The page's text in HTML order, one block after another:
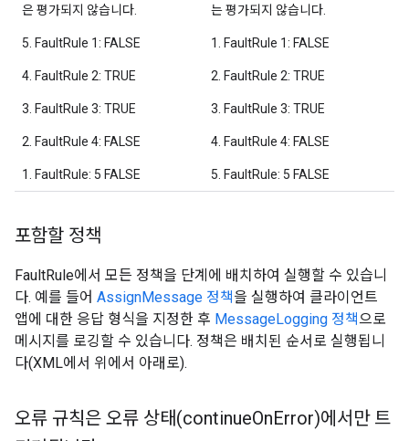
은 평가되지 않습니다.
5. FaultRule 1: FALSE
4. FaultRule 2: TRUE
3. FaultRule 3: TRUE
2. FaultRule 4: FALSE
1. FaultRule: 5 FALSE
는 평가되지 않습니다.
1. FaultRule 1: FALSE
2. FaultRule 2: TRUE
3. FaultRule 3: TRUE
4. FaultRule 4: FALSE
5. FaultRule: 5 FALSE
포함할 정책
FaultRule에서 모든 정책을 단계에 배치하여 실행할 수 있습니
다. 예를 들어 AssignMessage 정책 을 실행하여 클라이언트
앱에 대한 응답 형식을 지정한 후 MessageLogging 정책으로
메시지를 로깅할 수 있습니다. 정책은 배치된 순서로 실행됩니
다(XML에서 위에서 아래로).
오류 규칙은 오류 상태(continueOnError)에서만 트